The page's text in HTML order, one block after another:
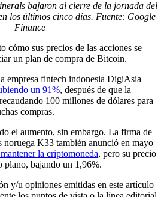
bajaron al cierre de la jornada del
los últimos cinco días. Fuente: Google
Finance
cómo sus precios de las acciones se
un plan de compra de Bitcoin.
empresa fintech indonesia DigiAsia
un 91%, después de que la
100 millones de dólares para
compras.
el aumento, sin embargo. La firma de
noruega K33 también anunció en mayo
la criptomoneda, pero su precio
plano, bajando un 1,96%.
y/u opiniones emitidas en este artículo